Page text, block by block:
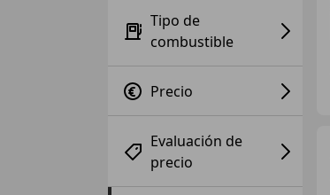
Tipo de
combustible
Precio
Evaluación de
precio